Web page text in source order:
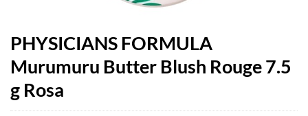
PHYSICIANS FORMULA
Murumuru Butter Blush Rouge 7.5
g Rosa